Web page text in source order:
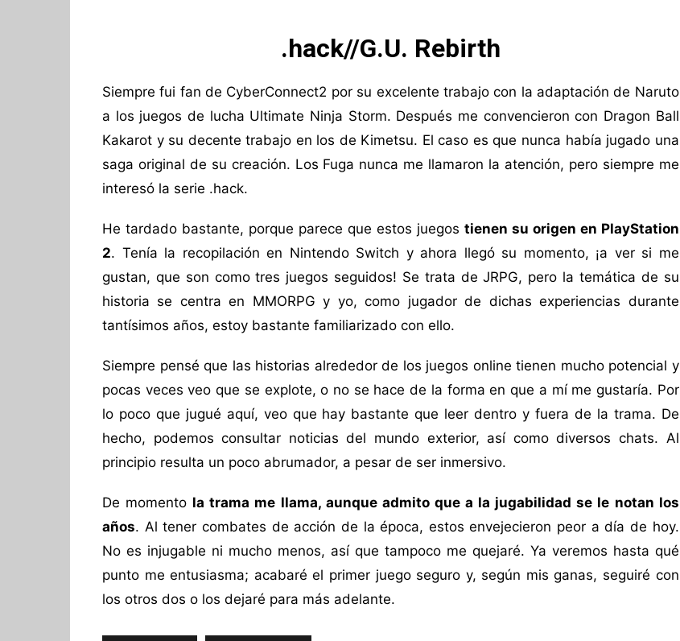
.hack//G.U. Rebirth
Siempre fui fan de CyberConnect2 por su excelente trabajo con la adaptación de Naruto
a los juegos de lucha Ultimate Ninja Storm. Después me convencieron con Dragon Ball
Kakarot y su decente trabajo en los de Kimetsu. El caso es que nunca había jugado una
saga original de su creación. Los Fuga nunca me llamaron la atención, pero siempre me
interesó la serie .hack.
He tardado bastante, porque parece que estos juegos tienen su origen en PlayStation
2. Tenía la recopilación en Nintendo Switch y ahora llegó su momento, ¡a ver si me
gustan, que son como tres juegos seguidos! Se trata de JRPG, pero la temática de su
historia se centra en MMORPG y yo, como jugador de dichas experiencias durante
tantísimos años, estoy bastante familiarizado con ello.
Siempre pensé que las historias alrededor de los juegos online tienen mucho potencial y
pocas veces veo que se explote, o no se hace de la forma en que a mí me gustaría. Por
lo poco que jugué aquí, veo que hay bastante que leer dentro y fuera de la trama. De
hecho, podemos consultar noticias del mundo exterior, así como diversos chats. Al
principio resulta un poco abrumador, a pesar de ser inmersivo.
De momento la trama me llama, aunque admito que a la jugabilidad se le notan los
años. Al tener combates de acción de la época, estos envejecieron peor a día de hoy.
No es injugable ni mucho menos, así que tampoco me quejaré. Ya veremos hasta qué
punto me entusiasma; acabaré el primer juego seguro y, según mis ganas, seguiré con
los otros dos o los dejaré para más adelante.